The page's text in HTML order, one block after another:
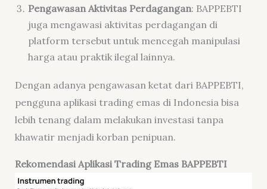
Pengawasan Aktivitas Perdagangan: BAPPEBTI
juga mengawasi aktivitas perdagangan di
platform tersebut untuk mencegah manipulasi
harga atau praktik ilegal lainnya.
Dengan adanya pengawasan ketat dari BAPPEBTI,
pengguna aplikasi trading emas di Indonesia bisa
lebih tenang dalam melakukan investasi tanpa
khawatir menjadi korban penipuan.
Rekomendasi Aplikasi Trading Emas BAPPEBTI